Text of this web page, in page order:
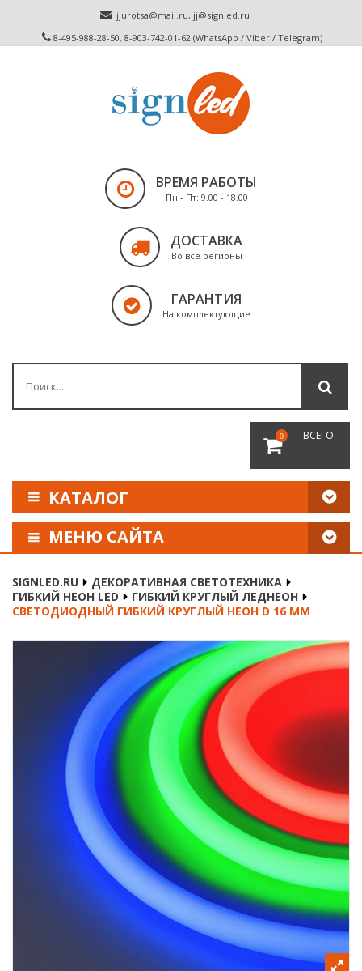
jjurotsa@mail.ru, jj@signled.ru
8-495-988-28-50, 8-903-742-01-62 (WhatsApp / Viber / Telegram)
ВРЕМЯ РАБОТЫ
Пн - Пт: 9.00 - 18.00
ДОСТАВКА
Во все регионы
ГАРАНТИЯ
На комплектующие
0 ВСЕГО
КАТАЛОГ
МЕНЮ САЙТА
ОПЛАТА И ДОСТАВКА
SIGNLED.RU
ДЕКОРАТИВНАЯ СВЕТОТЕХНИКА
ГИБКИЙ НЕОН LED
ГИБКИЙ КРУГЛЫЙ ЛЕДНЕОН
СВЕТОДИОДНЫЙ ГИБКИЙ КРУГЛЫЙ НЕОН D 16 ММ